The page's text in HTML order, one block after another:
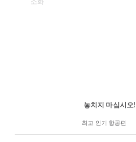
놓치지 마십시오!
최고 인기 항공편